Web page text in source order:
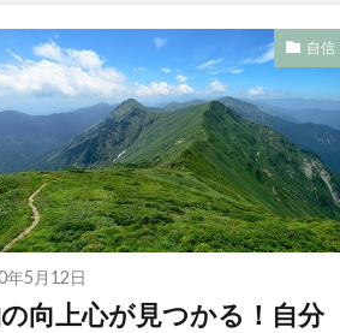
自信
年5月12日
向上心が見つかる！自分